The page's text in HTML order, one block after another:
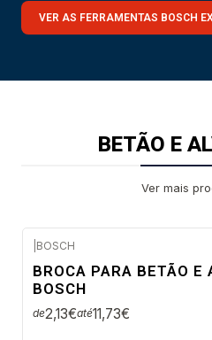
VER AS FERRAMENTAS BOSCH
BETÃO E
Ver mais
BOSCH
BROCA PARA BETÃO E
BOSCH
de2,13€até11,73€